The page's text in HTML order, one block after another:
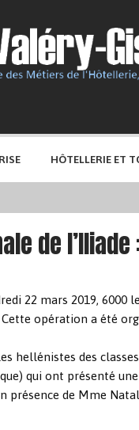
HÔTELLERIE ET
de
22 mars 2019, 6000
Cette opération a été
hellénistes des
qui ont présenté une
de Mme